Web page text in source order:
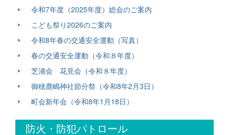
令和7年度（2025年度）総会のご案内
こども祭り2026のご案内
令和8年春の交通安全運動（写真）
春の交通安全運動（令和８年度）
芝浦会 花見会（令和８年度）
御穂鹿嶋神社節分祭（令和8年2月3日）
町会新年会（令和8年1月18日）
防火・防犯パトロール